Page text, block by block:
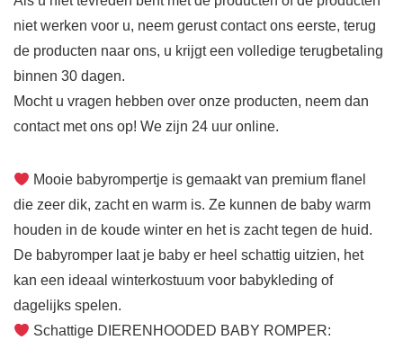
niet werken voor u, neem gerust contact ons eerste, terug
de producten naar ons, u krijgt een volledige terugbetaling
binnen 30 dagen.
Mocht u vragen hebben over onze producten, neem dan
contact met ons op! We zijn 24 uur online.
Mooie babyrompertje is gemaakt van premium flanel
die zeer dik, zacht en warm is. Ze kunnen de baby warm
houden in de koude winter en het is zacht tegen de huid.
De babyromper laat je baby er heel schattig uitzien, het
kan een ideaal winterkostuum voor babykleding of
dagelijks spelen.
Schattige DIERENHOODED BABY ROMPER: